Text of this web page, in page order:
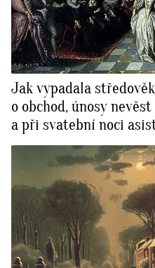
Jak vypadala
o obchod, únosy
a při svatební noci